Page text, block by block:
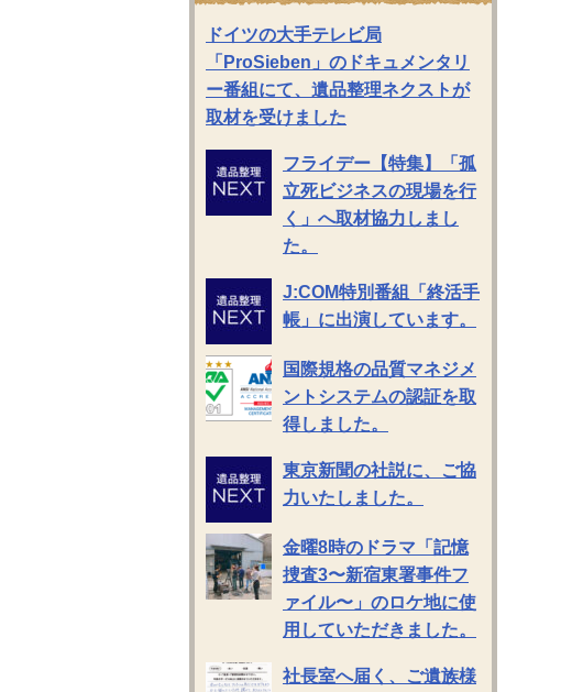
ドイツの大手テレビ局
「ProSieben」のドキュメンタリ
ー番組にて、遺品整理ネクストが
取材を受けました
フライデー【特集】「孤
立死ビジネスの現場を行
く」へ取材協力しまし
た。
J:COM特別番組「終活手
帳」に出演しています。
国際規格の品質マネジメ
ントシステムの認証を取
得しました。
東京新聞の社説に、ご協
力いたしました。
金曜8時のドラマ「記憶
捜査3〜新宿東署事件フ
ァイル〜」のロケ地に使
用していただきました。
社長室へ届く、ご遺族様